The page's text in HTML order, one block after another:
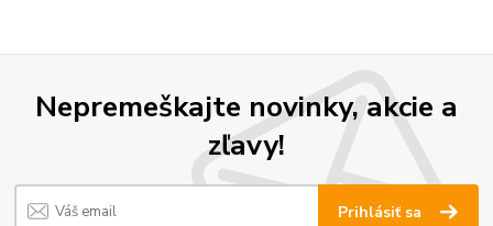
Nepremeškajte novinky, akcie a
zľavy!
Prihlásiť sa